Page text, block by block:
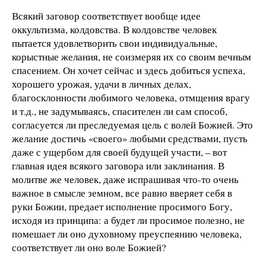
Всякий заговор соответствует вообще идее
оккультизма, колдовства. В колдовстве человек
пытается удовлетворить свои индивидуальные,
корыстные желания, не соизмеряя их со своим вечным
спасением. Он хочет сейчас и здесь добиться успеха,
хорошего урожая, удачи в личных делах,
благосклонности любимого человека, отмщения врагу
и т.д., не задумываясь, спасителен ли сам способ,
согласуется ли преследуемая цель с волей Божией. Это
желание достичь «своего» любыми средствами, пусть
даже с ущербом для своей будущей участи, – вот
главная идея всякого заговора или заклинания. В
молитве же человек, даже испрашивая что-то очень
важное в смысле земном, все равно вверяет себя в
руки Божии, предает исполнение просимого Богу,
исходя из принципа: а будет ли просимое полезно, не
помешает ли оно духовному преуспеянию человека,
соответствует ли оно воле Божией?